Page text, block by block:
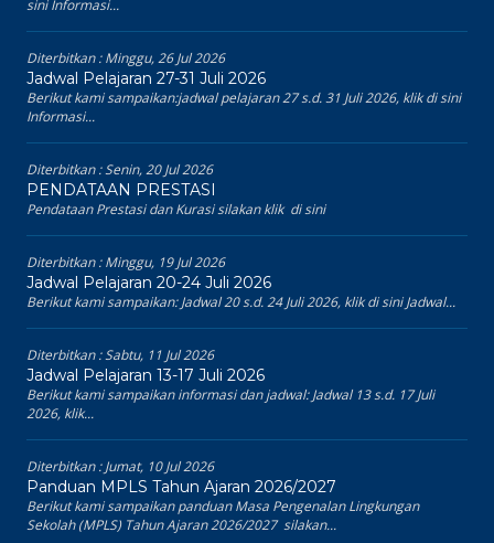
sini Informasi...
Diterbitkan :Minggu, 26 Jul 2026
Jadwal Pelajaran 27-31 Juli 2026
Berikut kami sampaikan:jadwal pelajaran 27 s.d. 31 Juli 2026, klik di sini
Informasi...
Diterbitkan :Senin, 20 Jul 2026
PENDATAAN PRESTASI
Pendataan Prestasi dan Kurasi silakan klik di sini
Diterbitkan :Minggu, 19 Jul 2026
Jadwal Pelajaran 20-24 Juli 2026
Berikut kami sampaikan: Jadwal 20 s.d. 24 Juli 2026, klik di sini Jadwal...
Diterbitkan :Sabtu, 11 Jul 2026
Jadwal Pelajaran 13-17 Juli 2026
Berikut kami sampaikan informasi dan jadwal: Jadwal 13 s.d. 17 Juli
2026, klik...
Diterbitkan :Jumat, 10 Jul 2026
Panduan MPLS Tahun Ajaran 2026/2027
Berikut kami sampaikan panduan Masa Pengenalan Lingkungan
Sekolah (MPLS) Tahun Ajaran 2026/2027 silakan...